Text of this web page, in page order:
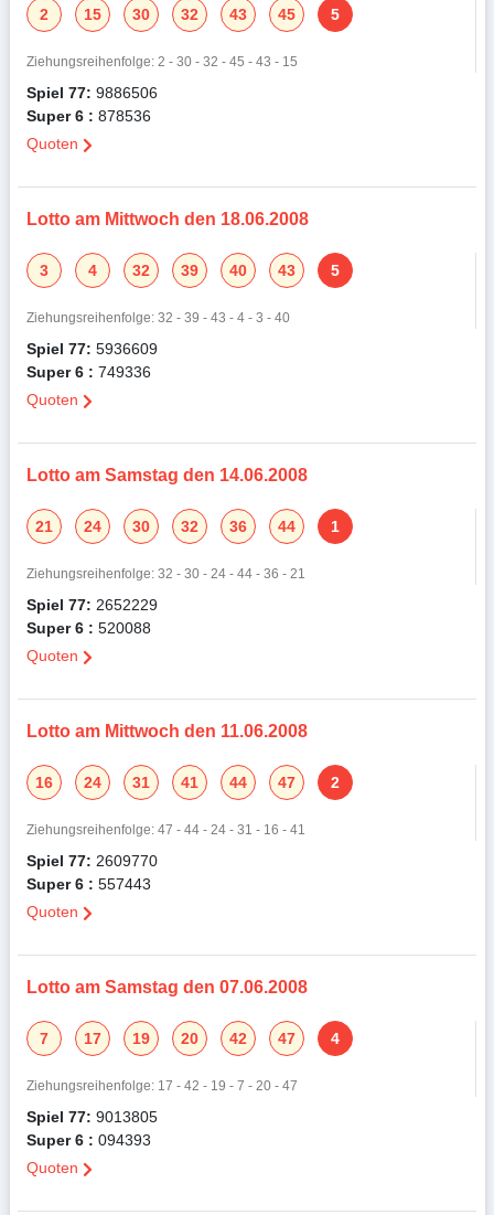
2 15 30 32 43 45 5
Ziehungsreihenfolge: 2 - 30 - 32 - 45 - 43 - 15
Spiel 77: 9886506
Super 6 : 878536
Quoten
Lotto am Mittwoch den 18.06.2008
3 4 32 39 40 43 5
Ziehungsreihenfolge: 32 - 39 - 43 - 4 - 3 - 40
Spiel 77: 5936609
Super 6 : 749336
Quoten
Lotto am Samstag den 14.06.2008
21 24 30 32 36 44 1
Ziehungsreihenfolge: 32 - 30 - 24 - 44 - 36 - 21
Spiel 77: 2652229
Super 6 : 520088
Quoten
Lotto am Mittwoch den 11.06.2008
16 24 31 41 44 47 2
Ziehungsreihenfolge: 47 - 44 - 24 - 31 - 16 - 41
Spiel 77: 2609770
Super 6 : 557443
Quoten
Lotto am Samstag den 07.06.2008
7 17 19 20 42 47 4
Ziehungsreihenfolge: 17 - 42 - 19 - 7 - 20 - 47
Spiel 77: 9013805
Super 6 : 094393
Quoten